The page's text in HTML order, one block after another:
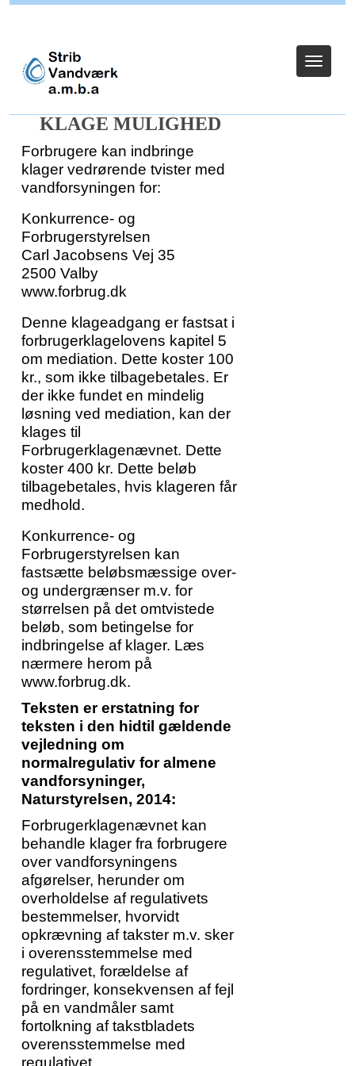
Toggle
KLAGE MULIGHED
Forbrugere kan indbringe
klager vedrørende tvister med
vandforsyningen for:
Konkurrence- og
Forbrugerstyrelsen
Carl Jacobsens Vej 35
2500 Valby
www.forbrug.dk
Denne klageadgang er fastsat i
forbrugerklagelovens kapitel 5
om mediation. Dette koster 100
kr., som ikke tilbagebetales. Er
der ikke fundet en mindelig
løsning ved mediation, kan der
klages til
Forbrugerklagenævnet. Dette
koster 400 kr. Dette beløb
tilbagebetales, hvis klageren får
medhold.
Konkurrence- og
Forbrugerstyrelsen kan
fastsætte beløbsmæssige over-
og undergrænser m.v. for
størrelsen på det omtvistede
beløb, som betingelse for
indbringelse af klager. Læs
nærmere herom på
www.forbrug.dk.
Teksten er erstatning for
teksten i den hidtil gældende
vejledning om
normalregulativ for almene
vandforsyninger,
Naturstyrelsen, 2014:
Forbrugerklagenævnet kan
behandle klager fra forbrugere
over vandforsyningens
afgørelser, herunder om
overholdelse af regulativets
bestemmelser, hvorvidt
opkrævning af takster m.v. sker
i overensstemmelse med
regulativet, forældelse af
fordringer, konsekvensen af fejl
på en vandmåler samt
fortolkning af takstbladets
overensstemmelse med